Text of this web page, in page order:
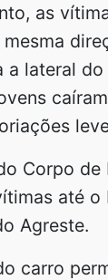
as
a lateral
Corpo de
até o
Agreste.
carro